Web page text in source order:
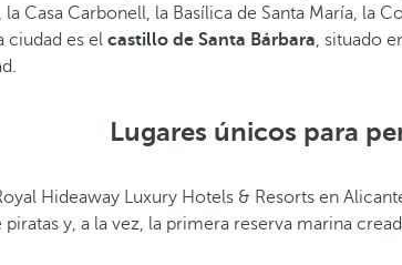
Casa Carbonell, la Basílica de Santa María,
ciudad es el castillo de Santa Bárbara, situado
Lugares únicos para
Hideaway Luxury Hotels & Resorts en
y, a la vez, la primera reserva marina